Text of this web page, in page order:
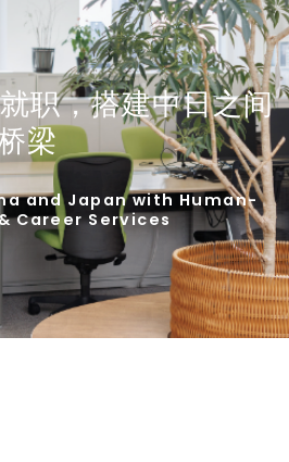
职，搭建中日之间
梁
and Japan with Human-
Career Services